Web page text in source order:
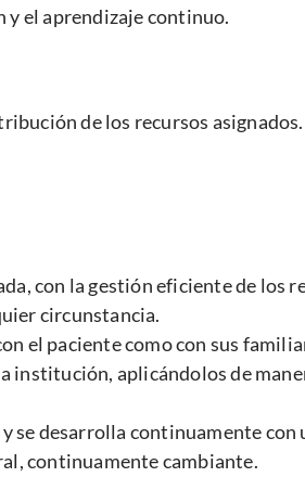
y el aprendizaje continuo.
de los recursos asignados.
con la gestión eficiente de los
circunstancia.
el paciente como con sus
aplicándolos de
se desarrolla continuamente con
continuamente cambiante.